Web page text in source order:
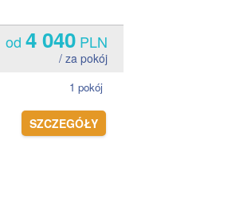
od 4 040 PLN
/ za pokój
1 pokój
SZCZEGÓŁY